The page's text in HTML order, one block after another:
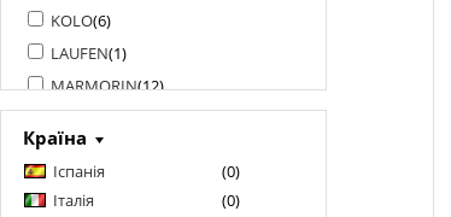
KOLO(6)
LAUFEN(1)
MARMORIN(12)
MIRAGGIO(7)
PRIMERA
RADAWAY
Країна
Іспанія (0)
Італія
(0)